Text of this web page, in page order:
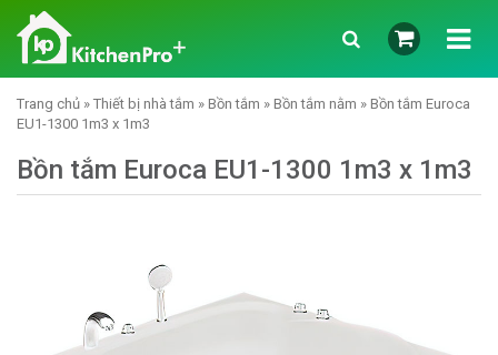
Trang chủ » Thiết bị nhà tắm » Bồn tắm » Bồn tắm nằm » Bồn tắm Euroca
EU1-1300 1m3 x 1m3
Bồn tắm Euroca EU1-1300 1m3 x 1m3